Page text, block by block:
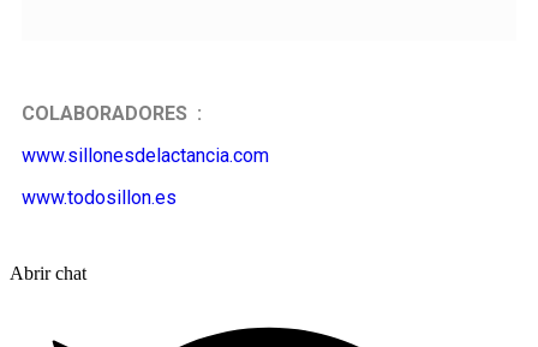
COLABORADORES :
www.sillonesdelactancia.com
www.todosillon.es
Abrir chat